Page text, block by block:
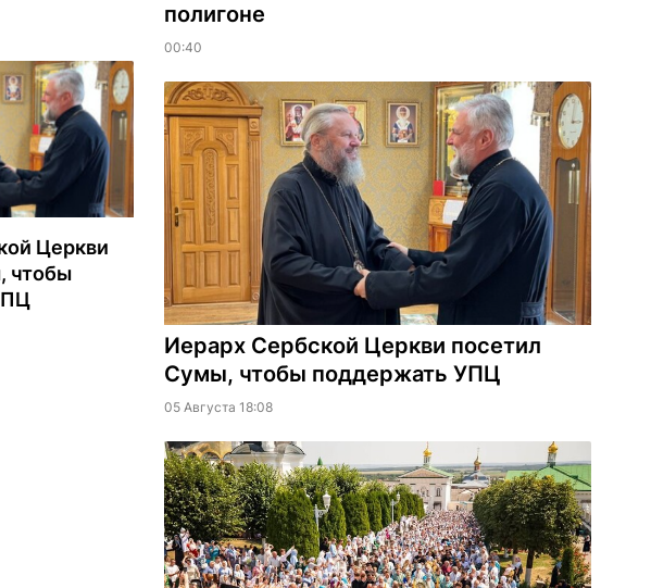
Церкви
чтобы
полигоне
00:40
Иерарх Сербской Церкви посетил
Сумы, чтобы поддержать УПЦ
05 Августа 18:08